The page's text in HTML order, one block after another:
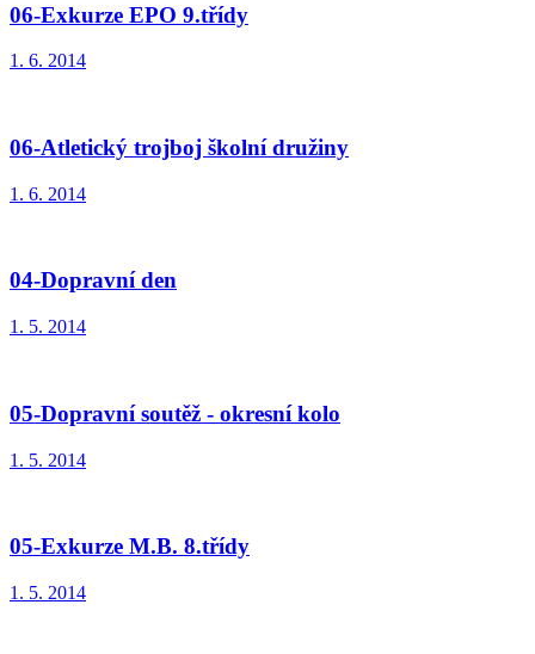
06-Exkurze EPO 9.třídy
1. 6. 2014
06-Atletický trojboj školní družiny
1. 6. 2014
04-Dopravní den
1. 5. 2014
05-Dopravní soutěž - okresní kolo
1. 5. 2014
05-Exkurze M.B. 8.třídy
1. 5. 2014